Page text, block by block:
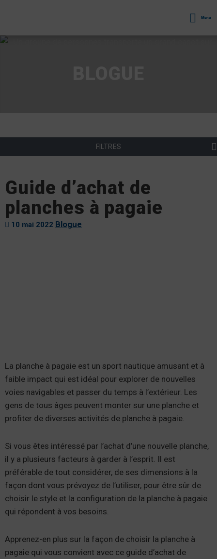
Menu
FILTRES
Guide d’achat de
planches à pagaie
10 mai 2022 Blogue
La planche à pagaie est un sport nautique amusant et à
faible impact qui est idéal pour explorer de nouvelles
voies navigables et passer du temps à l’extérieur. Les
gens de tous âges peuvent monter sur une planche et
profiter de diverses activités de planche à pagaie.
Si vous êtes intéressé par l’achat d’une nouvelle planche,
il y a plusieurs facteurs à garder à l’esprit. Il est
préférable de tout considérer, de ses dimensions à la
façon dont vous prévoyez de l’utiliser, pour être sûr de
choisir le style et la configuration de la planche à pagaie
qui répondent à vos besoins.
Apprenez-en plus sur la façon de choisir la planche à
pagaie qui vous convient avec ce guide d’achat de